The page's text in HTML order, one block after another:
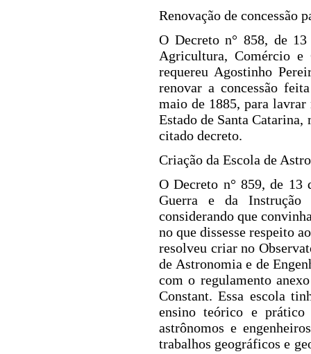
Renovação de concessão
O Decreto n° 858, de
Agricultura, Comércio e
requereu Agostinho
renovar a concessão
maio de 1885, para
Estado de Santa
citado decreto.
Criação da Escola de
O Decreto n° 859, de 13
Guerra e da
considerando que
no que dissesse respeito
resolveu criar no
de Astronomia e de
com o regulamento
Constant. Essa escola
ensino teórico e
astrônomos e
trabalhos geográficos e